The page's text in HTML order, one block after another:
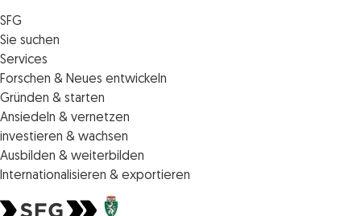
SFG
Die SFG
Jobs
Medienservice
Informiert bleiben
Kontakt
Sie suchen
Förderungen
Finanzierungen
Standortentwicklung
Persönliche Beratung
Services
Veranstaltungen
News
IMPULS.ST
Portal
Unternehmen des Monats
Forschen & Neues entwickeln
Standortcoaching
Terminbuchung Standortcoaching
Horizon Europe: EU-Förderungen für F&E
Innovations­management
Innovationspreis Steiermark
Technologie suchen & anbieten
Gründen & starten
Startupmark
Startup Mission – Netzwerkreisen
iCONTACT: Das InvestorInnennetzwerk der SFG
Veranstaltungen
Förderungen & Finanzierungen
Ansiedeln & vernetzen
Zukunftstag
Steirische Cluster- und Netzwerkorganisationen
Batterieindustrie
investieren & wachsen
Veranstaltungen
Förderungen & Finanzierungen
Ausbilden & weiterbilden
Weiterbildung und Kurse
Internationalisieren & exportieren
Internationalisierungscenter Steiermark